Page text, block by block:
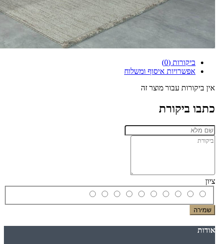
ביקורות (0)
אפשרויות איסוף ומשלוח
אין ביקורות עבור מוצר זה
כתבו ביקורת
ציון
שמירה
אודות